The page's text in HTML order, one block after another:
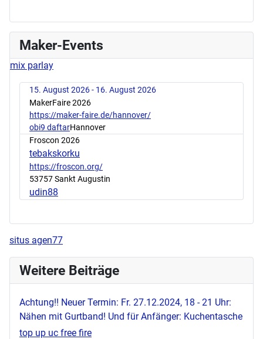
Maker-Events
mix parlay
15. August 2026 - 16. August 2026
MakerFaire 2026
https://maker-faire.de/hannover/
obi9 daftarHannover
Froscon 2026
tebakskorku
https://froscon.org/
53757 Sankt Augustin
udin88
situs agen77
Weitere Beiträge
Achtung!! Neuer Termin: Fr. 27.12.2024, 18 - 21 Uhr:
Nähen mit Gurtband! Und für Anfänger: Kuchentasche
top up uc free fire